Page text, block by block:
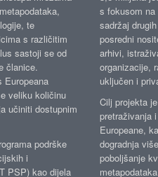
te
s različitim
sastoji se od
članice.
Europeana
veliku količinu
učiniti dostupnim
podrške
i
PSP) kao dijela
s fokusom
sadržaj
posredni
arhivi,
organizacije,
uključen i
Cilj projekta
pretraživanja
Europeane,
dogradnja
poboljšanje